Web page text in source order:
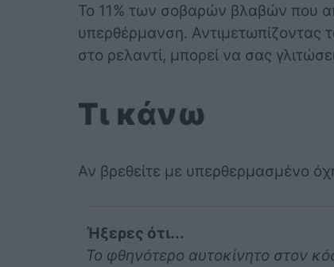
Το 11% των σοβαρών βλαβών που
υπερθέρμανση. Αντιμετωπίζοντας
στο ρελαντί, μπορεί να σας
Τι κάνω
Αν βρεθείτε με υπερθερμασμένο
Ήξερες ότι...
Το φθηνότερο αυτοκίνητο στον